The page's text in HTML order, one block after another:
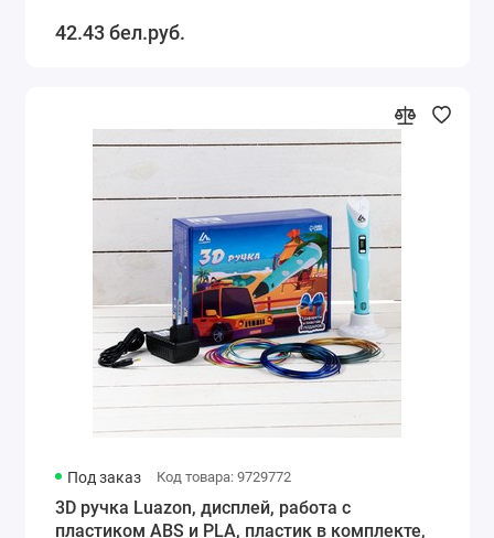
42.43 бел.руб.
Под заказ Код товара: 9729772
3D ручка Luazon, дисплей, работа с
пластиком ABS и PLA, пластик в комплекте,